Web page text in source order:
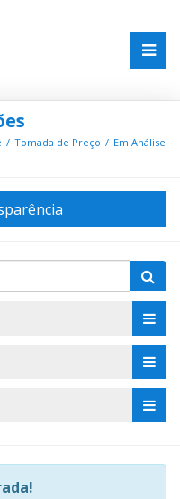
Tomada de Preço
Em Análise